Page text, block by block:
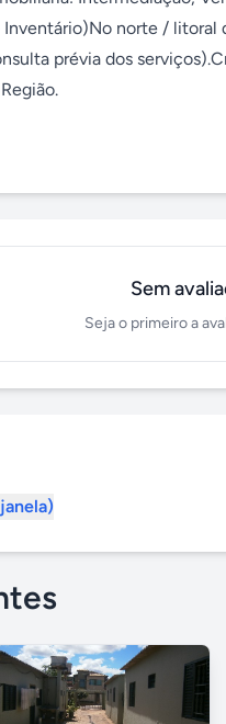
norte / litoral
prévia dos
Sem
Seja o primeiro a